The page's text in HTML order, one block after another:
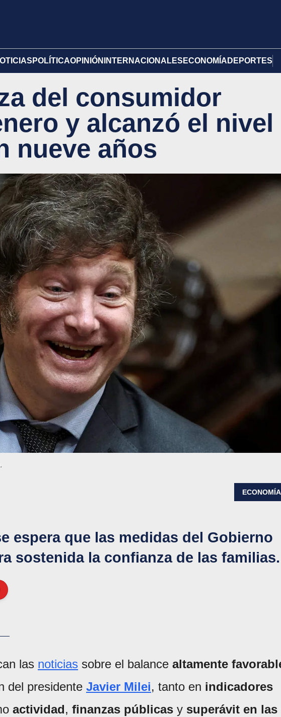
POLÍTICAOPINIÓN INTERNACIONALES ECONOMÍA DEPORTES
del consumidor
y alcanzó el nivel
nueve años
ECONOMÍA
espera que las medidas del Gobierno
sostenida la confianza de las familias.
las noticias sobre el balance altamente
del presidente Javier Milei, tanto en indicadores
actividad, finanzas públicas y superávit en las